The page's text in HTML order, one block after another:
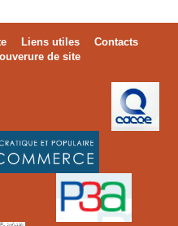
Liens utiles
Contacts
de site